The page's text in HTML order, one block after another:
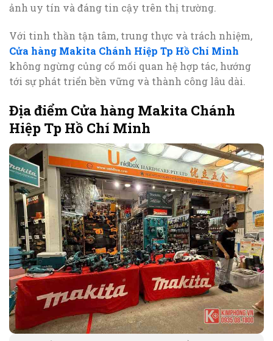
ảnh uy tín và đáng tin cậy trên thị trường.
Với tinh thần tận tâm, trung thực và trách nhiệm,
Cửa hàng Makita Chánh Hiệp Tp Hồ Chí Minh
không ngừng củng cố mối quan hệ hợp tác, hướng
tới sự phát triển bền vững và thành công lâu dài.
Địa điểm Cửa hàng Makita Chánh
Hiệp Tp Hồ Chí Minh